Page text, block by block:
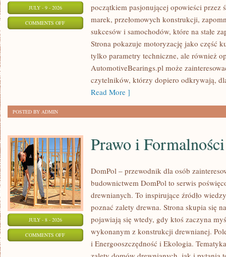
JULY - 9 - 2026
COMMENTS OFFON
WYDARZENIA
SPOTKANIA
KLASYKÓW
początkiem pasjonującej opowieści przez
marek, przełomowych konstrukcji,
sukcesów i samochodów, które na stałe
Strona pokazuje motoryzację jako część
tylko parametry techniczne, ale również
AutomotiveBearings.pl może
czytelników, którzy dopiero odkrywają,
Read More ]
POSTED BY ADMIN
JULY - 8 - 2026
COMMENTS OFFON
Prawo i Formalności
DomPol – przewodnik dla osób
budownictwem DomPol to serwis
drewnianych. To inspirujące źródło
poznać zalety drewna. Strona skupia się
pojawiają się wtedy, gdy ktoś zaczyna
wykonanym z konstrukcji drewnianej.
i Energooszczędność i Ekologia.